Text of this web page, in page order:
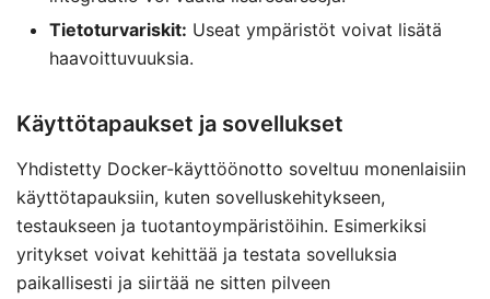
Tietoturvariskit: Useat ympäristöt voivat lisätä
haavoittuvuuksia.
Käyttötapaukset ja sovellukset
Yhdistetty Docker-käyttöönotto soveltuu monenlaisiin
käyttötapauksiin, kuten sovelluskehitykseen,
testaukseen ja tuotantoympäristöihin. Esimerkiksi
yritykset voivat kehittää ja testata sovelluksia
paikallisesti ja siirtää ne sitten pilveen